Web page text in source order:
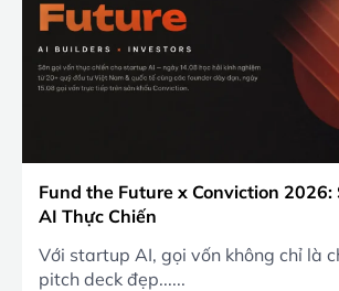
Fund the Future x Conviction 2026:
AI Thực Chiến
Với startup AI, gọi vốn không chỉ là
pitch deck đẹp......